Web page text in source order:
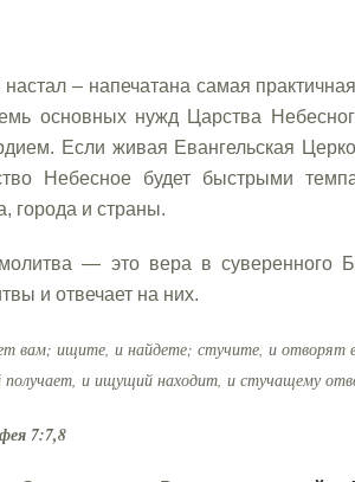
– напечатана самая
основных нужд Царства
Если живая Евангельская
Небесное будет быстрыми
города и страны.
молитва — это вера в
и отвечает на них.
вам; ищите, и найдете; стучите, и отворят
получает, и ищущий находит, и стучащему
7:7,8